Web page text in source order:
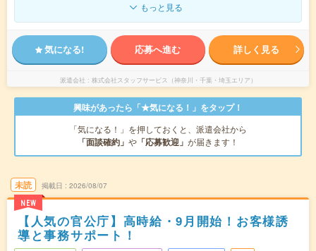
もっと見る
気になる! 応募へ進む 詳しく見る
派遣会社 株式会社スタッフサービス（神奈川・千葉・埼玉エリア）
興味があったら「★気になる！」をタップ！
「気になる！」を押しておくと、派遣会社から
「面談確約」 や 「応募歓迎」 が届きます！
未読
NEW
掲載日 2026/08/07
【人気の官公庁】高時給・9月開始！お客様誘
導と事務サポート！